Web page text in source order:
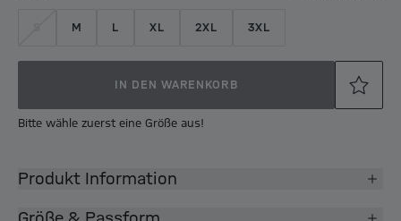
M L XL 2XL 3XL
IN DEN WARENKORB
Bitte wähle zuerst eine Größe aus!
Produkt Information